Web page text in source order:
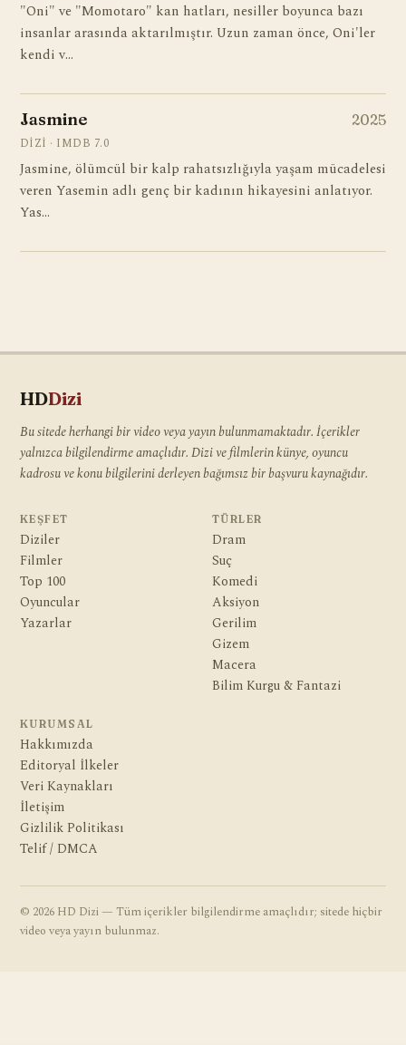
"Oni" ve "Momotaro" kan hatları, nesiller boyunca bazı
insanlar arasında aktarılmıştır. Uzun zaman önce, Oni'ler
kendi v…
Jasmine 2025
DIZI · IMDB 7.0
Jasmine, ölümcül bir kalp rahatsızlığıyla yaşam mücadelesi
veren Yasemin adlı genç bir kadının hikayesini anlatıyor.
Yas…
HDDizi
Bu sitede herhangi bir video veya yayın bulunmamaktadır. İçerikler
yalnızca bilgilendirme amaçlıdır. Dizi ve filmlerin künye, oyuncu
kadrosu ve konu bilgilerini derleyen bağımsız bir başvuru kaynağıdır.
KEŞFET
Diziler
Filmler
Top 100
Oyuncular
Yazarlar
TÜRLER
Dram
Suç
Komedi
Aksiyon
Gerilim
Gizem
Macera
Bilim Kurgu & Fantazi
KURUMSAL
Hakkımızda
Editoryal İlkeler
Veri Kaynakları
İletişim
Gizlilik Politikası
Telif / DMCA
© 2026 HD Dizi — Tüm içerikler bilgilendirme amaçlıdır; sitede hiçbir
video veya yayın bulunmaz.